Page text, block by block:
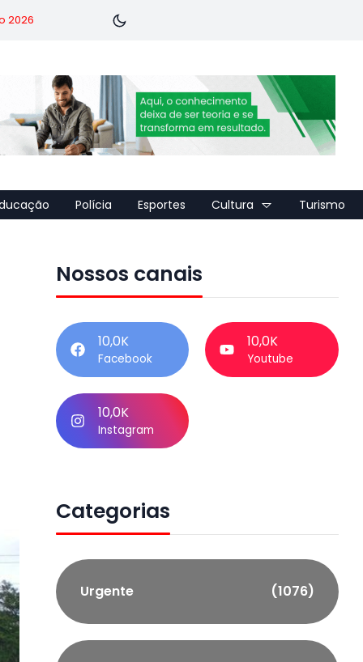
2026
Polícia Esportes Cultura Turismo
Nossos canais
10,0K
Facebook
10,0K
Youtube
10,0K
Instagram
Categorias
Urgente (1076)